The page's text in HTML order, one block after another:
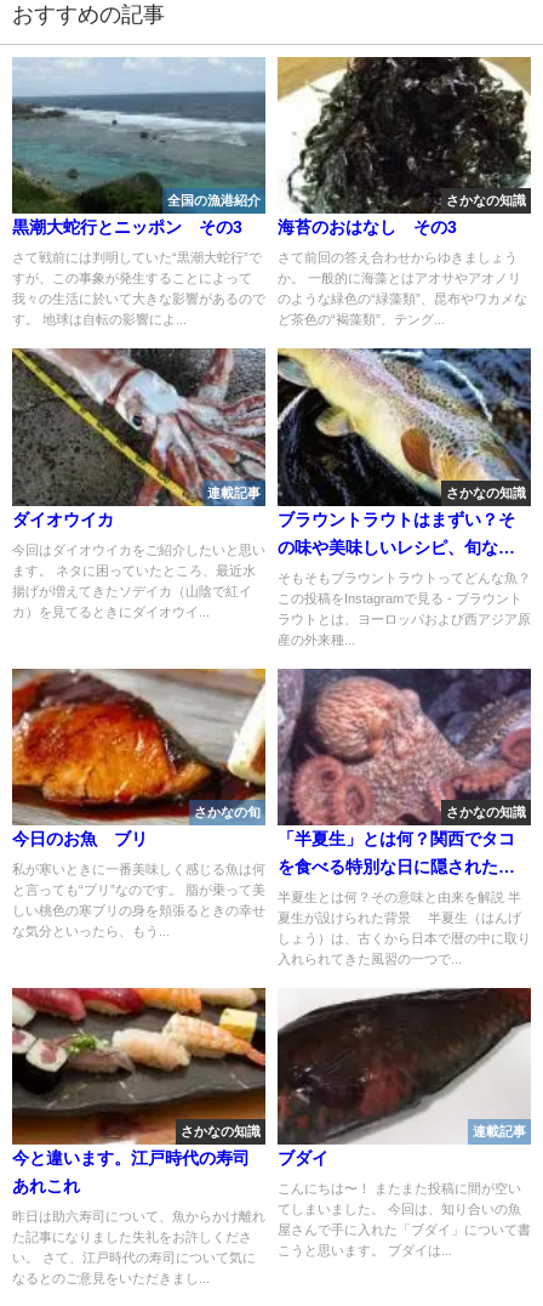
おすすめの記事
全国の漁港紹介
黒潮大蛇行とニッポン その3
さて戦前には判明していた“黒潮大蛇行”で
すが、この事象が発生することによって
我々の生活に於いて大きな影響があるので
す。 地球は自転の影響によ...
さかなの知識
海苔のおはなし その3
さて前回の答え合わせからゆきましょう
か。 一般的に海藻とはアオサやアオノリ
のような緑色の“緑藻類”、昆布やワカメな
ど茶色の“褐藻類”、テング...
連載記事
ダイオウイカ
今回はダイオウイカをご紹介したいと思い
ます。 ネタに困っていたところ、最近水
揚げが増えてきたソデイカ（山陰で紅イ
カ）を見てるときにダイオウイ...
さかなの知識
ブラウントラウトはまずい？そ
の味や美味しいレシピ、旬な時
期をご紹介
そもそもブラウントラウトってどんな魚？
この投稿をInstagramで見る - ブラウント
ラウトとは、ヨーロッパおよび西アジア原
産の外来種...
さかなの旬
今日のお魚 ブリ
私が寒いときに一番美味しく感じる魚は何
と言っても“ブリ”なのです。 脂が乗って美
しい桃色の寒ブリの身を頬張るときの幸せ
な気分といったら、もう...
さかなの知識
「半夏生」とは何？関西でタコ
を食べる特別な日に隠された意
味とは
半夏生とは何？その意味と由来を解説 半
夏生が設けられた背景 半夏生（はんげ
しょう）は、古くから日本で暦の中に取り
入れられてきた風習の一つで...
さかなの知識
今と違います。江戸時代の寿司
あれこれ
昨日は助六寿司について、魚からかけ離れ
た記事になりました失礼をお許しくださ
い。 さて、江戸時代の寿司について気に
なるとのご意見をいただきまし...
連載記事
ブダイ
こんにちは〜！ またまた投稿に間が空い
てしまいました。 今回は、知り合いの魚
屋さんで手に入れた「ブダイ」について書
こうと思います。 ブダイは...